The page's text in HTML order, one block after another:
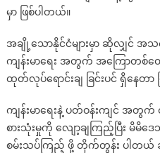
မှာ ဖြစ်ပါတယ်။
အချို့သောနိုင်ငံများမှာ ဆိုလျှင်
ကျန်းမာရေး အတွက် အကြောတစ်ထ
ထုတ်လုပ်ရောင်းချ ခြင်းပင် ရှိနေတာ
ကျန်းမာရေးနဲ့ ပတ်ဝန်းကျင် အ
စားသုံးမှုကို လျော့ချကြည့်ပြီး မိ
စမ်းသပ်ကြည့် ဖို့ တိုက်တွန်း ပါတယ် ခ